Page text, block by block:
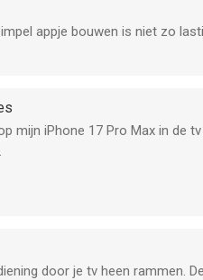
appje bouwen is niet zo
mijn iPhone 17 Pro Max in de
geleden werd er al beloofd dat
Odido die informatie niet altijd
door je tv heen rammen.